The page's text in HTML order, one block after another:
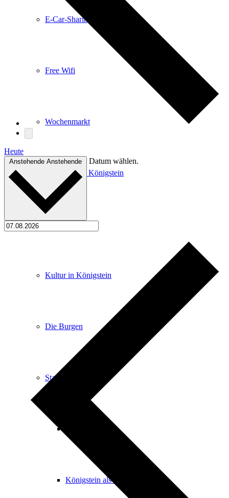
E-Car-Sharing
Free Wifi
Wochenmarkt
Einkaufen in Königstein
Kultur
Kultur in Königstein
Die Burgen
Stadtgeschichte
Königstein als Kurort
Heute
Anstehende Anstehende Datum wählen.